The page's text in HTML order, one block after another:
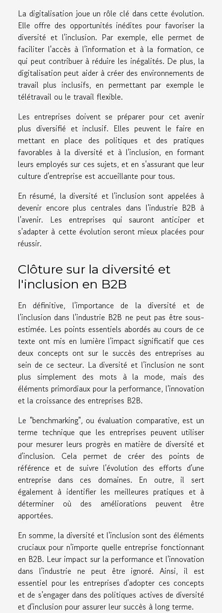
La digitalisation joue un rôle clé dans cette évolution.
Elle offre des opportunités inédites pour favoriser la
diversité et l'inclusion. Par exemple, elle permet de
faciliter l'accès à l'information et à la formation, ce
qui peut contribuer à réduire les inégalités. De plus, la
digitalisation peut aider à créer des environnements de
travail plus inclusifs, en permettant par exemple le
télétravail ou le travail flexible.
Les entreprises doivent se préparer pour cet avenir
plus diversifié et inclusif. Elles peuvent le faire en
mettant en place des politiques et des pratiques
favorables à la diversité et à l'inclusion, en formant
leurs employés sur ces sujets, et en s'assurant que leur
culture d'entreprise est accueillante pour tous.
En résumé, la diversité et l'inclusion sont appelées à
devenir encore plus centrales dans l'industrie B2B à
l'avenir. Les entreprises qui sauront anticiper et
s'adapter à cette évolution seront mieux placées pour
réussir.
Clôture sur la diversité et
l'inclusion en B2B
En définitive, l'importance de la diversité et de
l'inclusion dans l'industrie B2B ne peut pas être sous-
estimée. Les points essentiels abordés au cours de ce
texte ont mis en lumière l'impact significatif que ces
deux concepts ont sur le succès des entreprises au
sein de ce secteur. La diversité et l'inclusion ne sont
plus simplement des mots à la mode, mais des
éléments primordiaux pour la performance, l'innovation
et la croissance des entreprises B2B.
Le "benchmarking", ou évaluation comparative, est un
terme technique que les entreprises peuvent utiliser
pour mesurer leurs progrès en matière de diversité et
d'inclusion. Cela permet de créer des points de
référence et de suivre l'évolution des efforts d'une
entreprise dans ces domaines. En outre, il sert
également à identifier les meilleures pratiques et à
déterminer où des améliorations peuvent être
apportées.
En somme, la diversité et l'inclusion sont des éléments
cruciaux pour n'importe quelle entreprise fonctionnant
en B2B. Leur impact sur la performance et l'innovation
dans l'industrie ne peut être ignoré. Ainsi, il est
essentiel pour les entreprises d'adopter ces concepts
et de s'engager dans des politiques actives de diversité
et d'inclusion pour assurer leur succès à long terme.